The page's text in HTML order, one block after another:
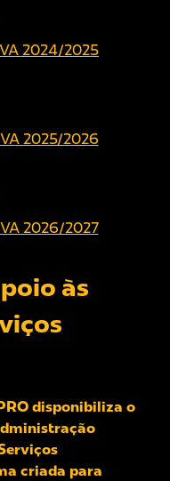
2024/2025
2025/2026
2026/2027
às
disponibiliza o
criada para